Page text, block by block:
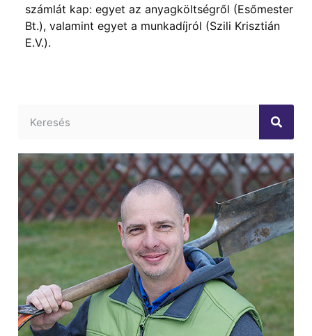
számlát kap: egyet az anyagköltségről (Esőmester
Bt.), valamint egyet a munkadíjról (Szili Krisztián
E.V.).